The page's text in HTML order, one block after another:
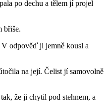
po dechu a tělem jí projel
břiše.
V odpověď ji jemně kousl a
na její. Čelist jí samovolně
že ji chytil pod stehnem, a